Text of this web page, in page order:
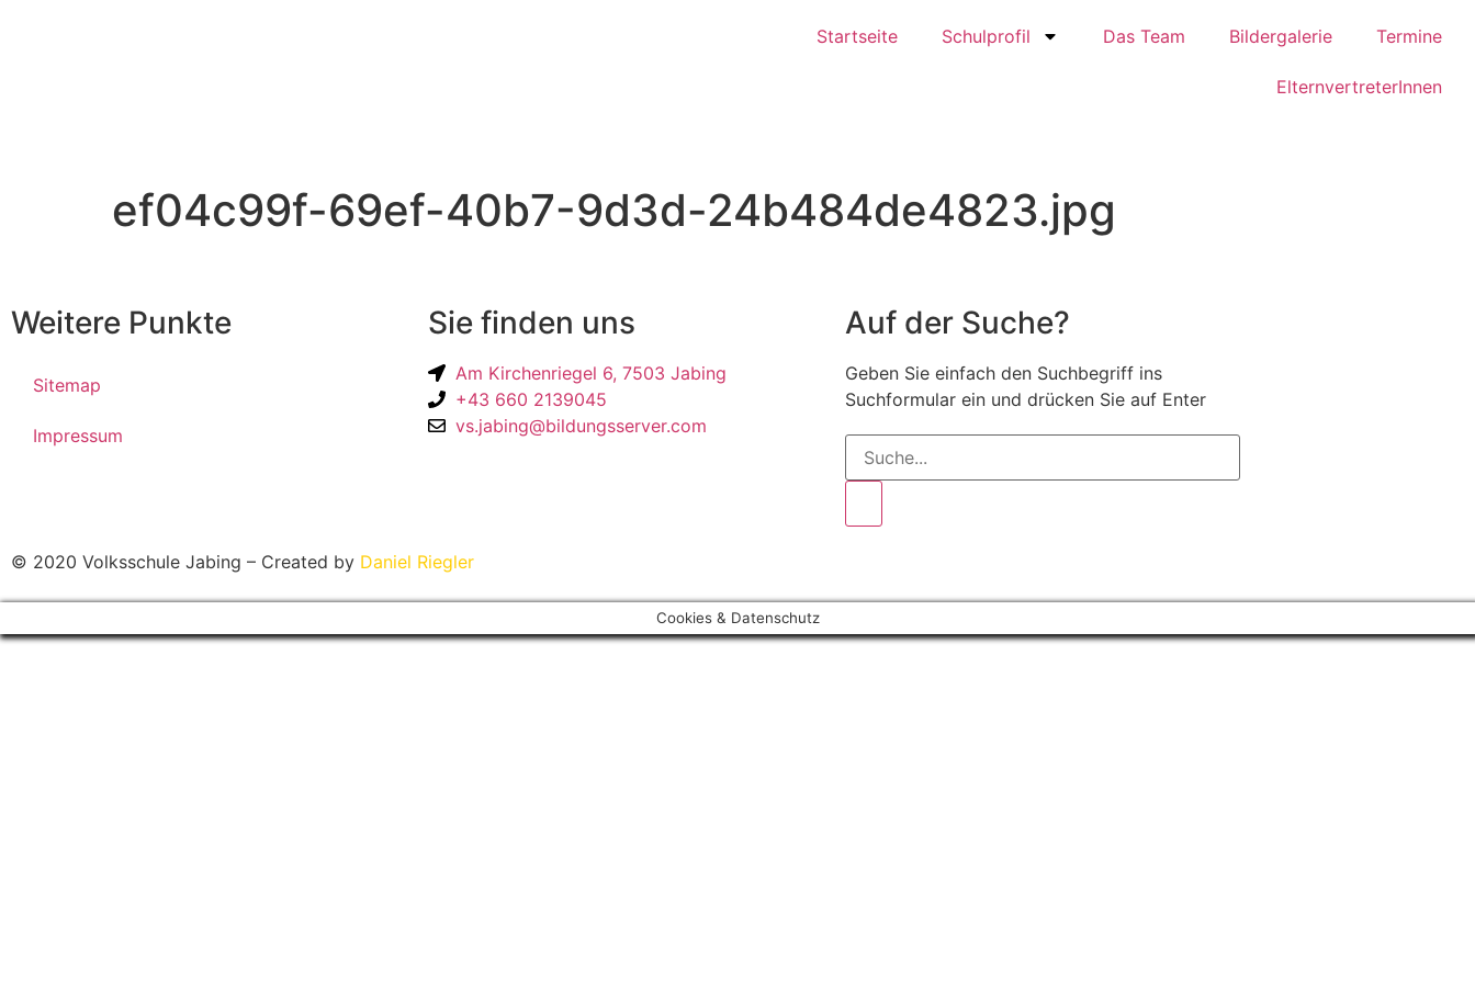
Startseite Schulprofil Das Team Bildergalerie Termine
ElternvertreterInnen
ef04c99f-69ef-40b7-9d3d-24b484de4823.jpg
Weitere Punkte
Sitemap
Impressum
Sie finden uns
Am Kirchenriegel 6, 7503 Jabing
+43 660 2139045
vs.jabing@bildungsserver.com
Auf der Suche?
Geben Sie einfach den Suchbegriff ins
Suchformular ein und drücken Sie auf Enter
© 2020 Volksschule Jabing – Created by Daniel Riegler
Cookies & Datenschutz